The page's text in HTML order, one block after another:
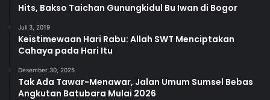
Hits, Bakso Taichan Gunungkidul Bu Iwan di Bogor
Juli 3, 2019
Keistimewaan Hari Rabu: Allah SWT Menciptakan
Cahaya pada Hari Itu
Desember 30, 2025
Tak Ada Tawar-Menawar, Jalan Umum Sumsel Bebas
Angkutan Batubara Mulai 2026